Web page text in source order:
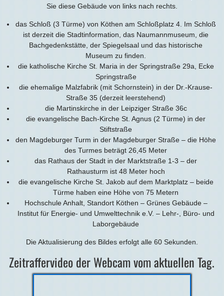
Sie diese Gebäude von links nach rechts.
das Schloß (3 Türme) von Köthen am Schloßplatz 4. Im Schloß
ist derzeit die Stadtinformation, das Naumannmuseum, die
Bachgedenkstätte, der Spiegelsaal und das historische
Museum zu finden.
die katholische Kirche St. Maria in der Springstraße 29a, Ecke
Springstraße
die ehemalige Malzfabrik (mit Schornstein) in der Dr.-Krause-
Straße 35 (derzeit leerstehend)
die Martinskirche in der Leipziger Straße 36c
die evangelische Bach-Kirche St. Agnus (2 Türme) in der
Stiftstraße
den Magdeburger Turm in der Magdeburger Straße – die Höhe
des Turmes beträgt 26,45 Meter
das Rathaus der Stadt in der Marktstraße 1-3 – der
Rathausturm ist 48 Meter hoch
die evangelische Kirche St. Jakob auf dem Marktplatz – beide
Türme haben eine Höhe von 75 Metern
Hochschule Anhalt, Standort Köthen – Grünes Gebäude –
Institut für Energie- und Umwelttechnik e.V. – Lehr-, Büro- und
Laborgebäude
Die Aktualisierung des Bildes erfolgt alle 60 Sekunden.
Zeitraffervideo der Webcam vom aktuellen Tag.